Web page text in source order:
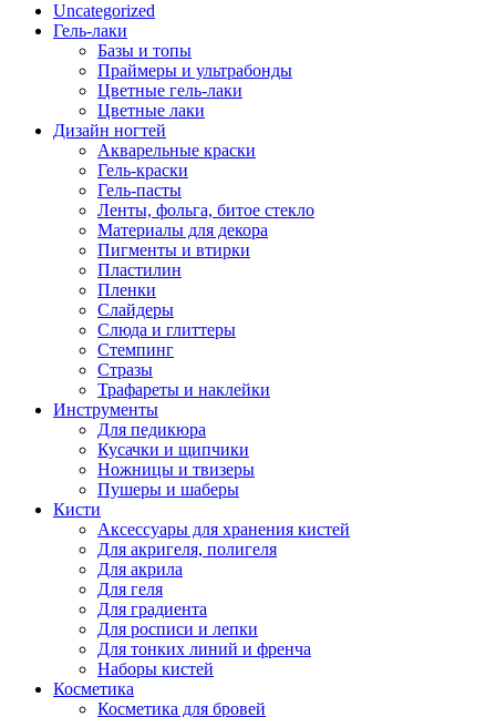
Uncategorized
Гель-лаки
Базы и топы
Праймеры и ультрабонды
Цветные гель-лаки
Цветные лаки
Дизайн ногтей
Акварельные краски
Гель-краски
Гель-пасты
Ленты, фольга, битое стекло
Материалы для декора
Пигменты и втирки
Пластилин
Пленки
Слайдеры
Слюда и глиттеры
Стемпинг
Стразы
Трафареты и наклейки
Инструменты
Для педикюра
Кусачки и щипчики
Ножницы и твизеры
Пушеры и шаберы
Кисти
Аксессуары для хранения кистей
Для акригеля, полигеля
Для акрила
Для геля
Для градиента
Для росписи и лепки
Для тонких линий и френча
Наборы кистей
Косметика
Косметика для бровей